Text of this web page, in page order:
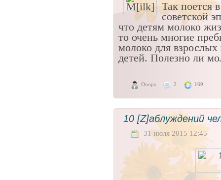
Так поется
советской
что детям молоко
то очень многие
молоко для
детей. Полезно ли
Ooops 2 169
10 [Z]аблуждений
31 июля 2015 12:45